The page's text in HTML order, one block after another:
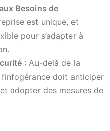
Besoins de
est unique, et
pour s’adapter à
: Au-delà de la
doit anticiper
adopter des mesures de